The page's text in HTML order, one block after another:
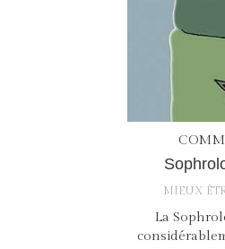
MIEUX
La